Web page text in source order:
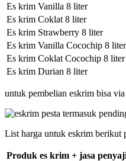
Es krim Vanilla 8 liter
Es krim Coklat 8 liter
Es krim Strawberry 8 liter
Es krim Vanilla Cocochip 8 liter
Es krim Coklat Cocochip 8 liter
Es krim Durian 8 liter
untuk pembelian eskrim bisa
List harga untuk eskrim berikut
Produk es krim + jasa